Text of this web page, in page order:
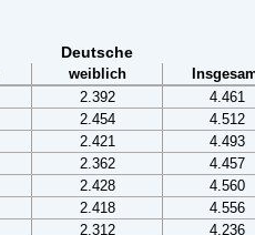
Deutsche
weiblich
2.392
4.461
2.454
4.512
2.421
4.493
2.362
4.457
2.428
4.560
2.418
4.556
2.312
4.236